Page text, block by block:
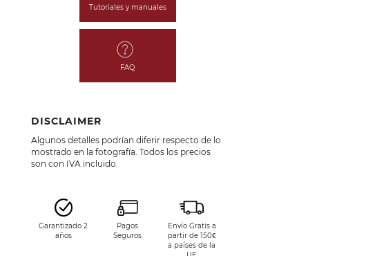
Tutoriales y manuales
FAQ
DISCLAIMER
Algunos detalles podrían diferir respecto de lo
mostrado en la fotografía. Todos los precios
son con IVA incluido.
Garantizado 2
años
Pagos
Seguros
Envío Gratis a
partir de 150€
a países de la